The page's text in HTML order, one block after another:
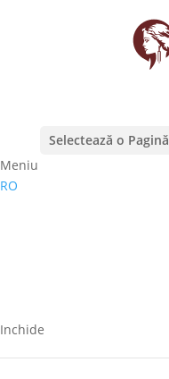
Selectează o Pagină
Meniu
RO
Inchide